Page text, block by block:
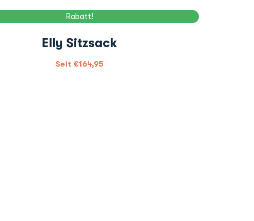
Rabatt!
Elly Sitzsack
Seit €164,95